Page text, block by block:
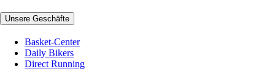
Unsere Geschäfte
Basket-Center
Daily Bikers
Direct Running